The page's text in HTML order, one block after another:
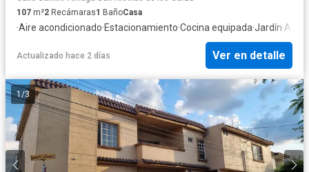
107 m²2 Recámaras1 BañoCasa
·Aire acondicionado·Estacionamiento·Cocina equipada·Jardín·
Actualizado hace 2 días Ver en detalle
1/3